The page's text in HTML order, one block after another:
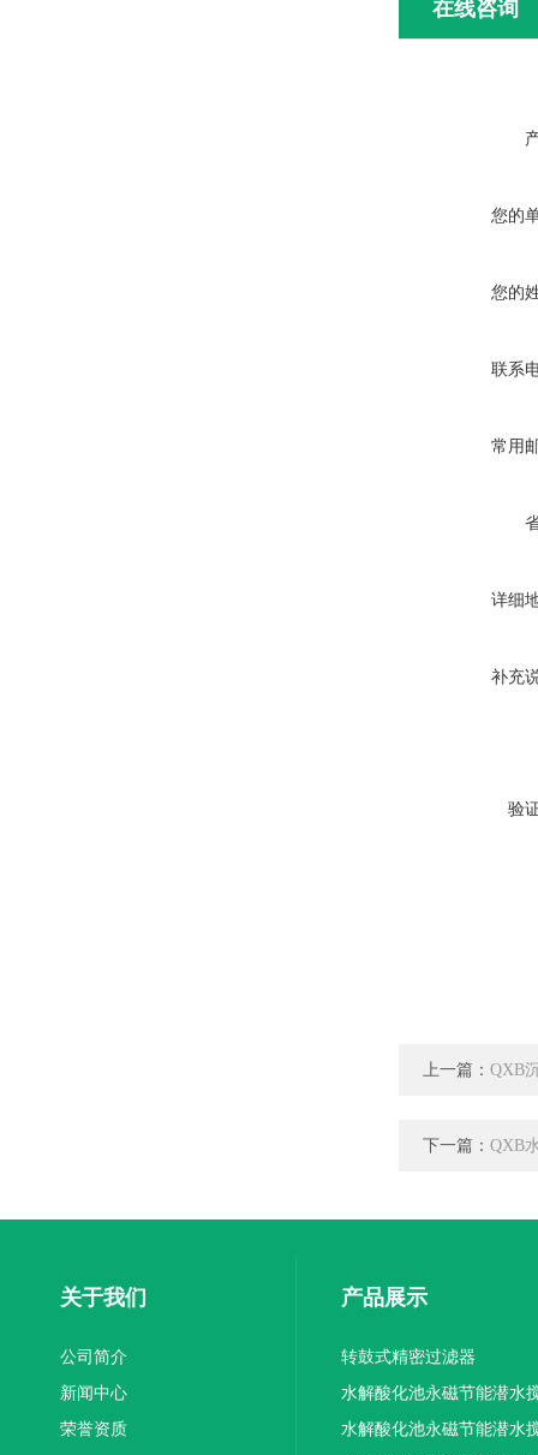
在线咨询
您的
您的
联系
常用
详细
补充
验
上一篇： QXB
下一篇： QXB
关于我们
公司简介
新闻中心
荣誉资质
产品展示
转鼓式精密过滤器
水解酸化池永磁节能潜水
机厂家供应
水解酸化池永磁节能潜水